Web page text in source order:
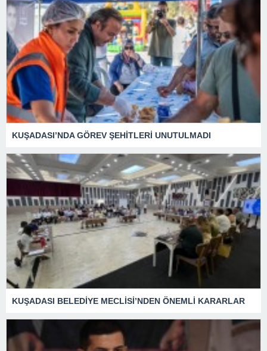
KUŞADASI’NDA GÖREV ŞEHİTLERİ UNUTULMADI
KUŞADASI BELEDİYE MECLİSİ’NDEN ÖNEMLİ KARARLAR